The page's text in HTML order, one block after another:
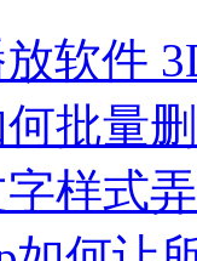
软件
批量
样式